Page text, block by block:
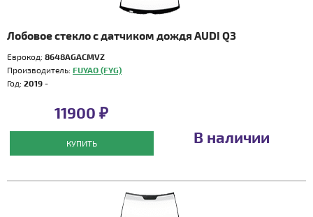
Лобовое стекло с датчиком дождя AUDI Q3
Еврокод: 8648AGACMVZ
Производитель: FUYAO (FYG)
Год: 2019 -
11900 ₽
КУПИТЬ В наличии